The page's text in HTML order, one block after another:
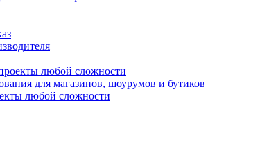
любой сложности
для магазинов, шоурумов и бутиков
любой сложности